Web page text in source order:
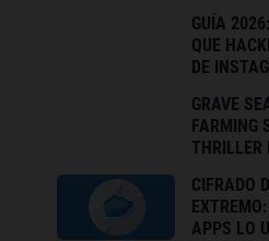
GUÍA
QUE
DE
GRAVE
FARMING
THRILLER
CIFRADO
APPS LO